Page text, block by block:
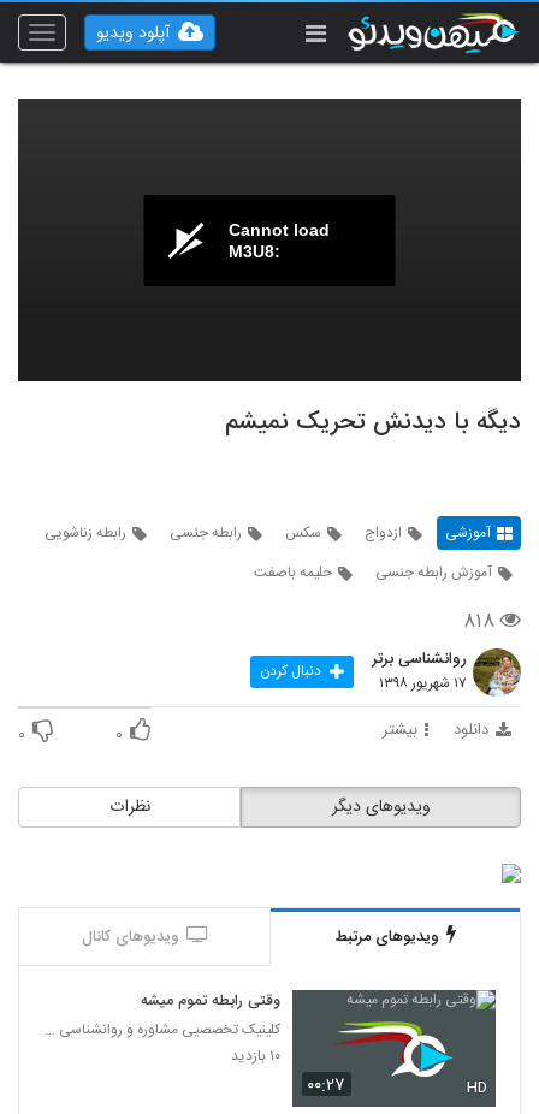
Toggle
آپلود ویدیو
Cannot load
M3U8:
دیگه با دیدنش تحریک نمیشم
آموزشی ازدواج سکس رابطه جنسی
رابطه زناشویی
آموزش رابطه جنسی
حلیمه باصفت
۸۱۸
روانشناسی برتر
۱۷ شهریور ۱۳۹۸ دنبال کردن
دانلود بیشتر ۰ ۰
نظرات ویدیوهای دیگر
ویدیوهای مرتبط ویدیوهای کانال
۰۰:۲۷ HD
وقتی رابطه تموم میشه
کلینیک تخصصیی مشاوره و روانشناسی خانواده ایرانی
۱۰ بازدید